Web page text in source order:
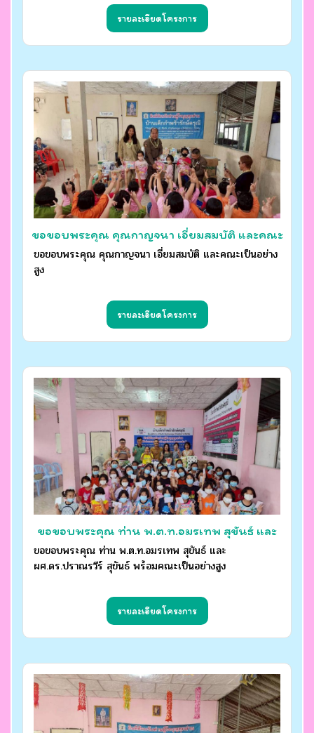
รายละเอียดโครงการ
ขอขอบพระคุณ คุณกาญจนา เอี่ยมสมบัติ และคณะ
เป็นอย่างสูง
ขอขอบพระคุณ คุณกาญจนา เอี่ยมสมบัติ และคณะเป็นอย่าง
สูง
รายละเอียดโครงการ
ขอขอบพระคุณ ท่าน พ.ต.ท.อมรเทพ สุขันธ์ และ
ผศ.ดร.ปราณรวีร์ สุขันธ์ พร้อมคณะเป็นอย่างสูง
ขอขอบพระคุณ ท่าน พ.ต.ท.อมรเทพ สุขันธ์ และ
ผศ.ดร.ปราณรวีร์ สุขันธ์ พร้อมคณะเป็นอย่างสูง
รายละเอียดโครงการ